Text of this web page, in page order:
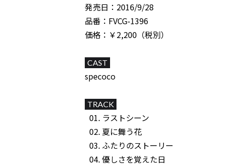
発売日：2016/9/28
品番：FVCG-1396
価格：￥2,200（税別）
CAST
specoco
TRACK
ラストシーン
夏に舞う花
ふたりのストーリー
優しさを覚えた日